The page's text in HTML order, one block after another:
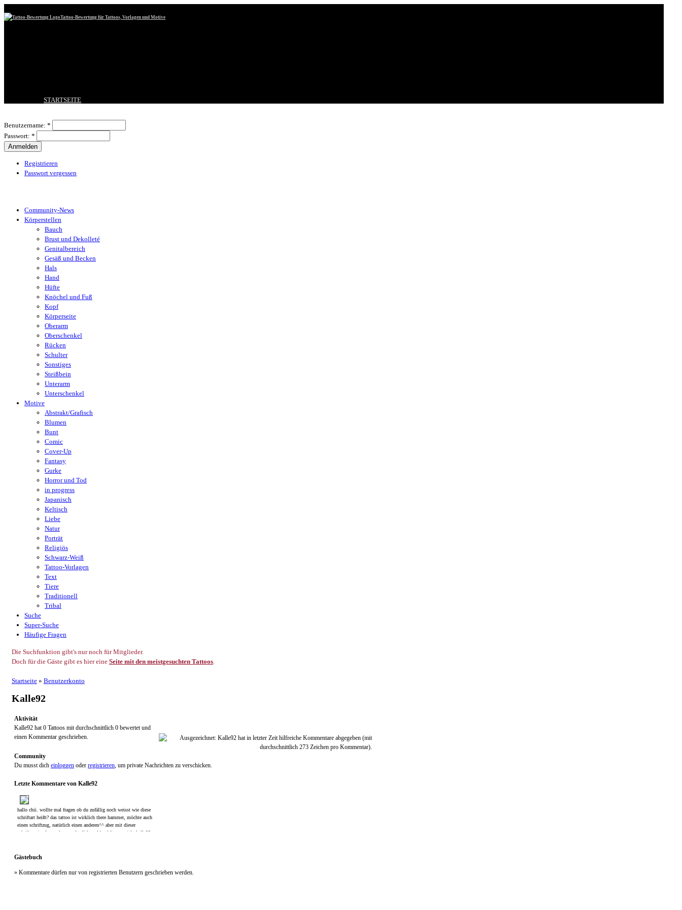
Tattoo-Bewertung für Tattoos, Vorlagen und Motive
STARTSEITE
BESTE TATTOOS
NEUESTE TATTOOS
Benutzername: *
Passwort: *
Registrieren
Passwort vergessen
Community-News
Körperstellen
Bauch
Brust und Dekolleté
Genitalbereich
Gesäß und Becken
Hals
Hand
Hüfte
Knöchel und Fuß
Kopf
Körperseite
Oberarm
Oberschenkel
Rücken
Schulter
Sonstiges
Steißbein
Unterarm
Unterschenkel
Motive
Abstrakt/Grafisch
Blumen
Bunt
Comic
Cover-Up
Fantasy
Gurke
Horror und Tod
in progress
Japanisch
Keltisch
Liebe
Natur
Porträt
Religiös
Schwarz-Weiß
Tattoo-Vorlagen
Text
Tiere
Traditionell
Tribal
Suche
Super-Suche
Häufige Fragen
Die Suchfunktion gibt's nur noch für Mitglieder.
Doch für die Gäste gibt es hier eine Seite mit den meistgesuchten Tattoos.
Startseite » Benutzerkonto
Kalle92
Aktivität
Kalle92 hat 0 Tattoos mit durchschnittlich 0 bewertet und
einen Kommentar geschrieben.
Community
Du musst dich einloggen oder registrieren, um private Nachrichten zu verschicken.
Letzte Kommentare von Kalle92
hallo chii. wollte mal fragen ob du zufällig noch weisst wie diese
schriftart heißt? das tattoo ist wirklich there hammer, möchte auch
einen schriftzug, natürlich einen anderen^^ aber mit dieser
schriftart ;) wäre cool wenn du dich melden könntest :) lg kalle92
Gästebuch
» Kommentare dürfen nur von registrierten Benutzern geschrieben werden.